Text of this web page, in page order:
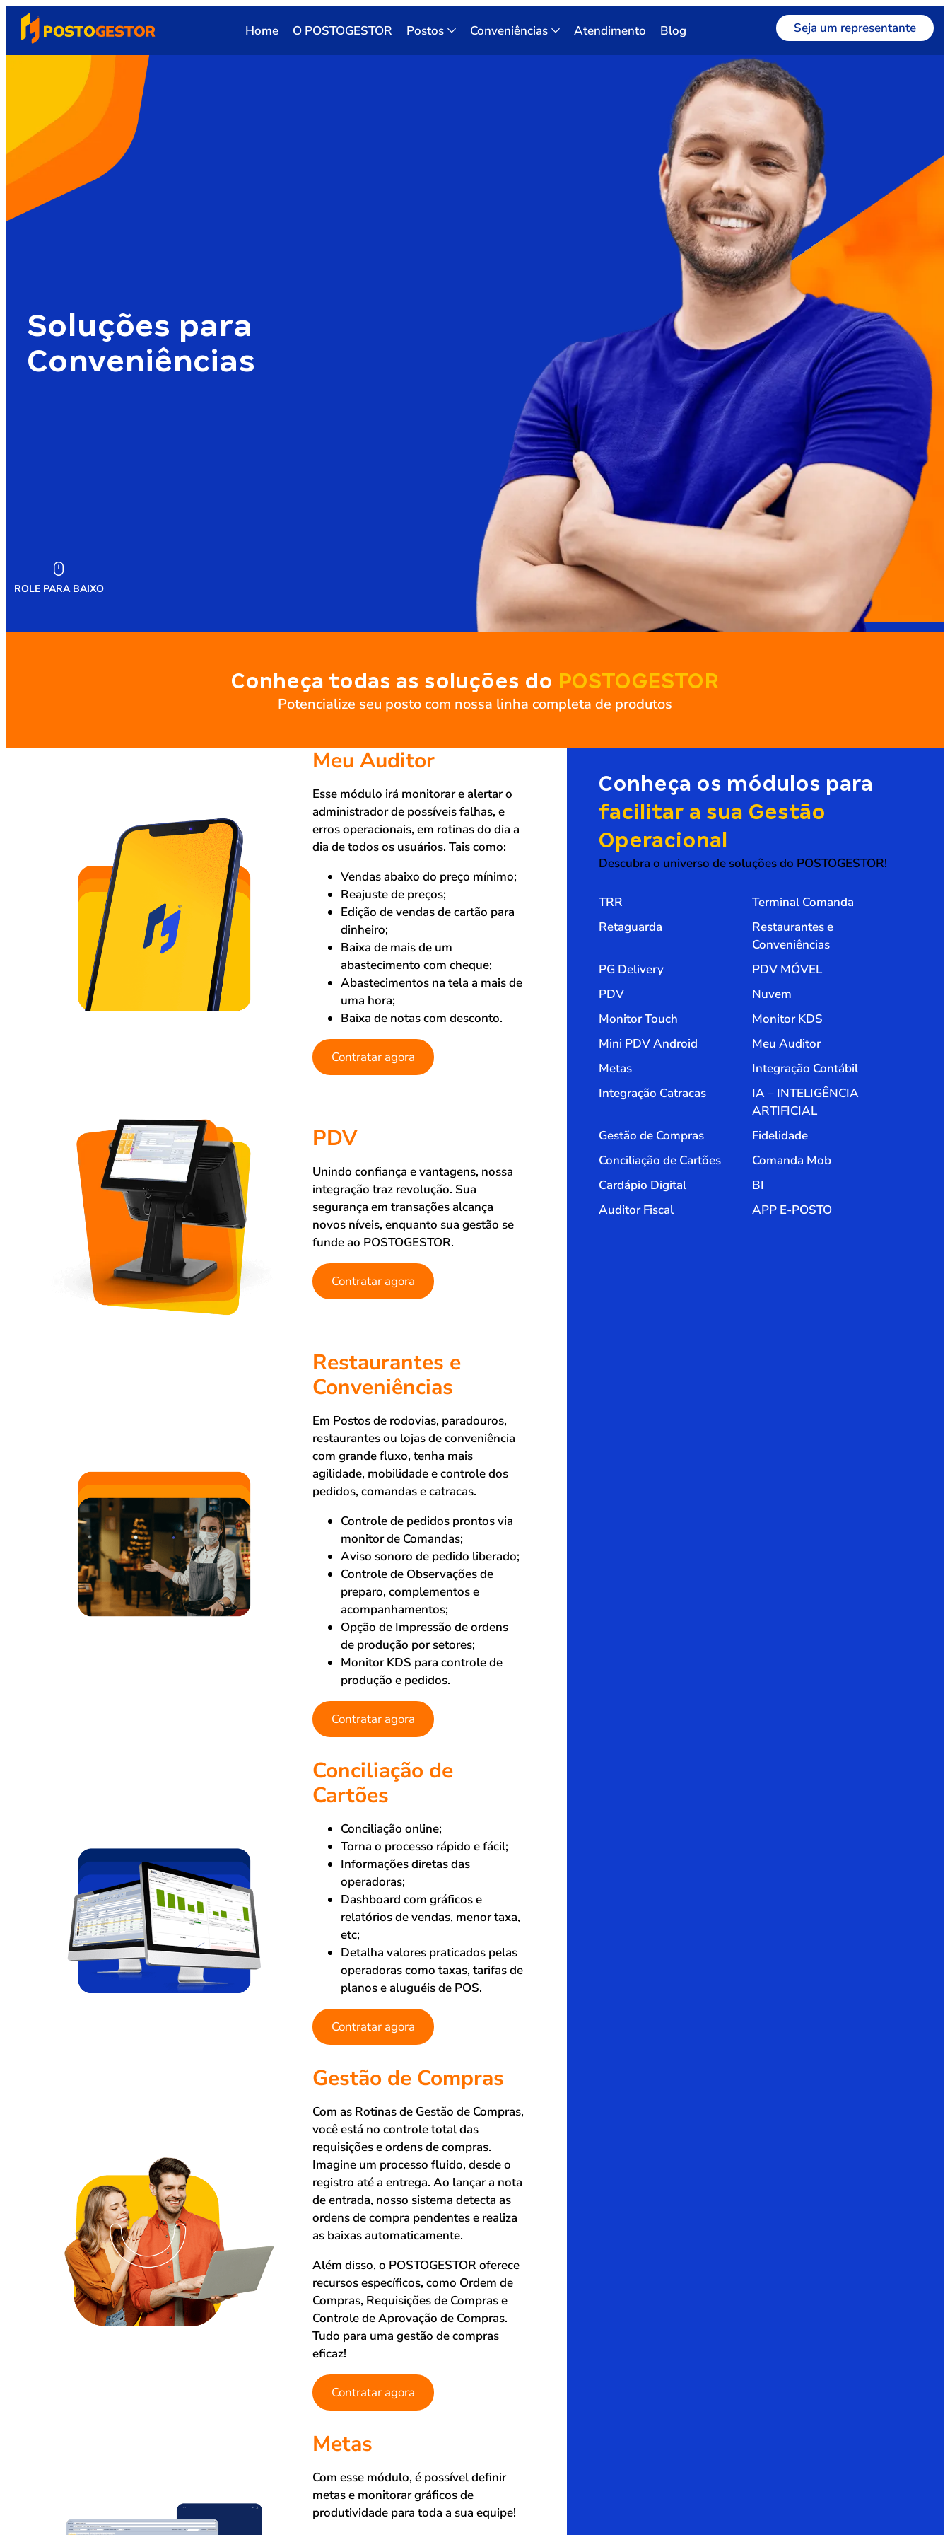
Home O POSTOGESTOR Postos Conveniências Atendimento Blog Seja um representante
Soluções para
Conveniências
ROLE PARA BAIXO
Conheça todas as soluções do POSTOGESTOR
Potencialize seu posto com nossa linha completa de produtos
Meu Auditor
Esse módulo irá monitorar e alertar o
administrador de possíveis falhas, e
erros operacionais, em rotinas do dia a
dia de todos os usuários. Tais como:
Vendas abaixo do preço mínimo;
Reajuste de preços;
Edição de vendas de cartão para
dinheiro;
Baixa de mais de um
abastecimento com cheque;
Abastecimentos na tela a mais de
uma hora;
Baixa de notas com desconto.
Contratar agora
PDV
Unindo confiança e vantagens, nossa
integração traz revolução. Sua
segurança em transações alcança
novos níveis, enquanto sua gestão se
funde ao POSTOGESTOR.
Contratar agora
Restaurantes e
Conveniências
Em Postos de rodovias, paradouros,
restaurantes ou lojas de conveniência
com grande fluxo, tenha mais
agilidade, mobilidade e controle dos
pedidos, comandas e catracas.
Controle de pedidos prontos via
monitor de Comandas;
Aviso sonoro de pedido liberado;
Controle de Observações de
preparo, complementos e
acompanhamentos;
Opção de Impressão de ordens
de produção por setores;
Monitor KDS para controle de
produção e pedidos.
Contratar agora
Conciliação de
Cartões
Conciliação online;
Torna o processo rápido e fácil;
Informações diretas das
operadoras;
Dashboard com gráficos e
relatórios de vendas, menor taxa,
etc;
Detalha valores praticados pelas
operadoras como taxas, tarifas de
planos e aluguéis de POS.
Contratar agora
Gestão de Compras
Com as Rotinas de Gestão de Compras,
você está no controle total das
requisições e ordens de compras.
Imagine um processo fluido, desde o
registro até a entrega. Ao lançar a nota
de entrada, nosso sistema detecta as
ordens de compra pendentes e realiza
as baixas automaticamente.
Além disso, o POSTOGESTOR oferece
recursos específicos, como Ordem de
Compras, Requisições de Compras e
Controle de Aprovação de Compras.
Tudo para uma gestão de compras
eficaz!
Contratar agora
Metas
Com esse módulo, é possível definir
metas e monitorar gráficos de
produtividade para toda a sua equipe!
Conheça os módulos para
facilitar a sua Gestão
Operacional
Descubra o universo de soluções do POSTOGESTOR!
TRR
Terminal Comanda
Retaguarda
Restaurantes e
Conveniências
PG Delivery
PDV MÓVEL
PDV
Nuvem
Monitor Touch
Monitor KDS
Mini PDV Android
Meu Auditor
Metas
Integração Contábil
Integração Catracas
IA – INTELIGÊNCIA
ARTIFICIAL
Gestão de Compras
Fidelidade
Conciliação de Cartões
Comanda Mob
Cardápio Digital
BI
Auditor Fiscal
APP E-POSTO